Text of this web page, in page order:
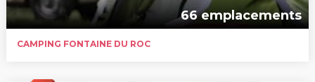
66 emplacements
CAMPING FONTAINE DU ROC